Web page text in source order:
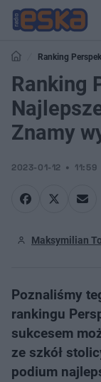
Ranking
Ranking
Znamy
2023-01-12 11:59
Maksymilian
Poznaliśmy
rankingu
sukcesem
ze szkół
podium